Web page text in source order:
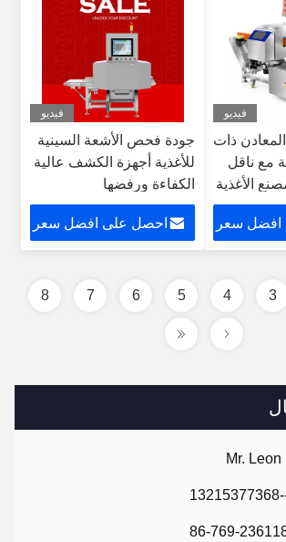
Mr. Leon
86-769-
فيديو
ذات
مع ناقل
الأغذية
افضل سعر
فيديو
جودة فحص الأشعة السينية
للأغذية أجهزة الكشف عالية
الكفاءة ورفضها
احصل على افضل سعر
3
4
5
6
7
8